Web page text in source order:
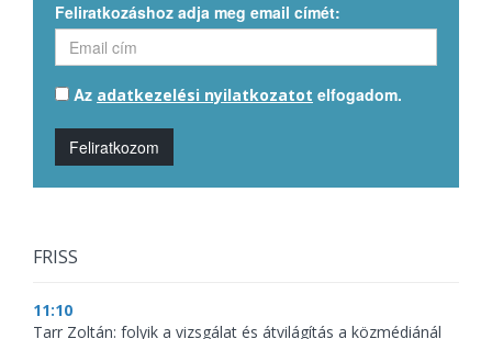
Feliratkozáshoz adja meg email címét:
Az adatkezelési nyilatkozatot elfogadom.
Feliratkozom
FRISS
11:10
Tarr Zoltán: folyik a vizsgálat és átvilágítás a közmédiánál